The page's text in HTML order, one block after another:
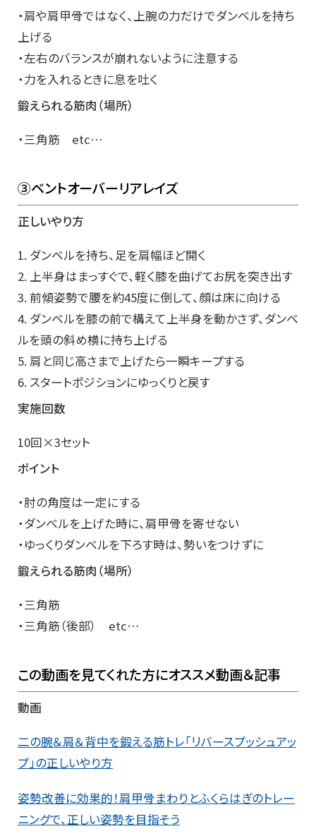
・肩や肩甲骨ではなく、上腕の力だけでダンベルを持ち
上げる
・左右のバランスが崩れないように注意する
・力を入れるときに息を吐く
鍛えられる筋肉（場所）
・三角筋 etc…
③ベントオーバーリアレイズ
正しいやり方
1. ダンベルを持ち、足を肩幅ほど開く
2. 上半身はまっすぐで、軽く膝を曲げてお尻を突き出す
3. 前傾姿勢で腰を約45度に倒して、顔は床に向ける
4. ダンベルを膝の前で構えて上半身を動かさず、ダンベ
ルを頭の斜め横に持ち上げる
5. 肩と同じ高さまで上げたら一瞬キープする
6. スタートポジションにゆっくりと戻す
実施回数
10回×3セット
ポイント
・肘の角度は一定にする
・ダンベルを上げた時に、肩甲骨を寄せない
・ゆっくりダンベルを下ろす時は、勢いをつけずに
鍛えられる筋肉（場所）
・三角筋
・三角筋（後部） etc…
この動画を見てくれた方にオススメ動画＆記事
動画
二の腕＆肩＆背中を鍛える筋トレ「リバースプッシュアッ
プ」の正しいやり方
姿勢改善に効果的！肩甲骨まわりとふくらはぎのトレー
ニングで、正しい姿勢を目指そう